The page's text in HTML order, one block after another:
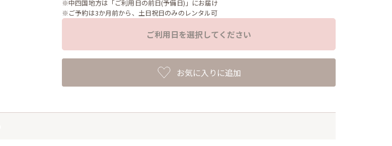
※中四国地方は「ご利用日の前日(予備日)」にお届け
※ご予約は3か月前から、土日祝日のみのレンタル可
ご利用日を選択してください
お気に入りに追加